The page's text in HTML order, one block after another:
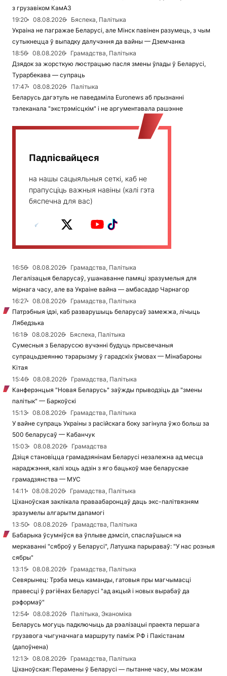
з грузавіком КамАЗ
19:20
08.08.2026
Бяспека, Палітыка
Украіна не пагражае Беларусі, але Мінск павінен разумець, з чым
сутыкнецца ў выпадку далучэння да вайны — Дземчанка
18:56
08.08.2026
Грамадства, Палітыка
Дзядок за жорсткую люстрацыю пасля змены ўлады ў Беларусі,
Турарбекава — супраць
17:47
08.08.2026
Палітыка
Беларусь дагэтуль не паведаміла Euronews аб прызнанні
тэлеканала "экстрэмісцкім" і не аргументавала рашэнне
Падпісвайцеся
на нашы сацыяльныя сеткі, каб не
прапусціць важныя навіны (калі гэта
бяспечна для вас)
16:56 08.08.2026
Грамадства, Палітыка
Легалізацыя беларусаў, ушанаванне памяці зразумелыя для
мірнага часу, але ва Украіне вайна — амбасадар Чарнагор
16:27
08.08.2026
Грамадства, Палітыка
Патрэбныя ідэі, каб разварушыць беларусаў замежжа, лічыць
Лябедзька
16:18
08.08.2026
Бяспека, Палітыка
Сумесныя з Беларуссю вучэнні будуць прысвечаныя
супрацьдзеянню тэрарызму ў гарадскіх ўмовах — Мінабароны
Кітая
15:46
08.08.2026
Грамадства, Палітыка
Канферэнцыя "Новая Беларусь" заўжды прыводзіць да "змены
палітык" — Баркоўскі
15:13
08.08.2026
Грамадства, Палітыка
У вайне супраць Украіны з расійскага боку загінула ўжо больш за
500 беларусаў — Кабанчук
15:03
08.08.2026
Грамадства
Дзіця становіцца грамадзянінам Беларусі незалежна ад месца
нараджэння, калі хоць адзін з яго бацькоў мае беларускае
грамадзянства — МУС
14:11
08.08.2026
Грамадства, Палітыка
Ціханоўская заклікала праваабаронцаў даць экс-палітвязням
зразумелы алгарытм дапамогі
13:50
08.08.2026
Грамадства, Палітыка
Бабарыка ўсумніўся ва ўплыве дэмсіл, спаслаўшыся на
меркаванні "сяброў у Беларусі", Латушка парыраваў: "У нас розныя
сябры"
13:15
08.08.2026
Грамадства, Палітыка
Севярынец: Трэба мець каманды, гатовыя пры магчымасці
правесці ў рэгіёнах Беларусі "ад акцый і новых вырабаў да
рэформаў"
12:54
08.08.2026
Палітыка, Эканоміка
Беларусь могуць падключыць да рэалізацыі праекта першага
грузавога чыгуначнага маршруту паміж РФ і Пакістанам
(дапоўнена)
12:13
08.08.2026
Грамадства, Палітыка
Ціханоўская: Перамены ў Беларусі — пытанне часу, мы можам